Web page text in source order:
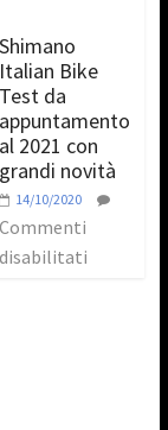
Shimano
Italian Bike
Test da
appuntamento
al 2021 con
grandi novità
14/10/2020
Commenti
disabilitati